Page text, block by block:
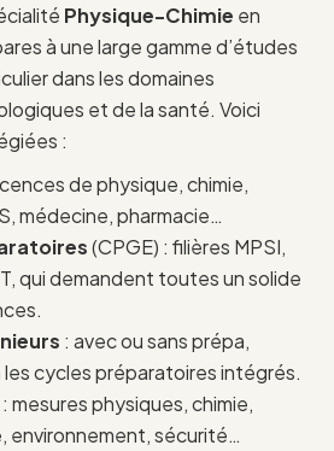
Physique-Chimie en
à une large gamme d’études
dans les domaines
et de la santé. Voici
:
de physique, chimie,
médecine, pharmacie…
(CPGE) : filières MPSI,
qui demandent toutes un solide
: avec ou sans prépa,
cycles préparatoires intégrés.
: mesures physiques, chimie,
environnement, sécurité…